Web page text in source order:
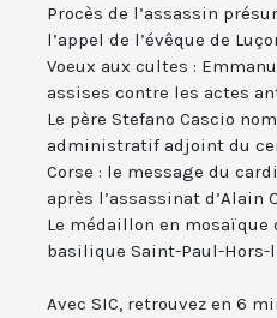
Procès de l’assassin
l’appel de l’évêque de
Voeux aux cultes :
assises contre les actes
Le père Stefano Cascio
administratif adjoint du
Corse : le message du
après l’assassinat d’Alain
Le médaillon en mosaïque
basilique Saint-Paul-Hors-
Avec SIC, retrouvez en 6